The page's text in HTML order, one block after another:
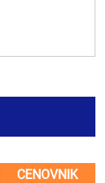
CENOVNIK